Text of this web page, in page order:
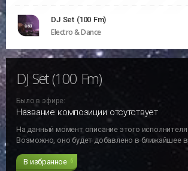
DJ Set (100 Fm)
Electro & Dance
DJ Set (100 Fm)
Было в эфире:
Название композиции отсутствует
На данный момент описание этого исполнителя
Возможно, оно будет добавлено в ближайшее
В избранное 6